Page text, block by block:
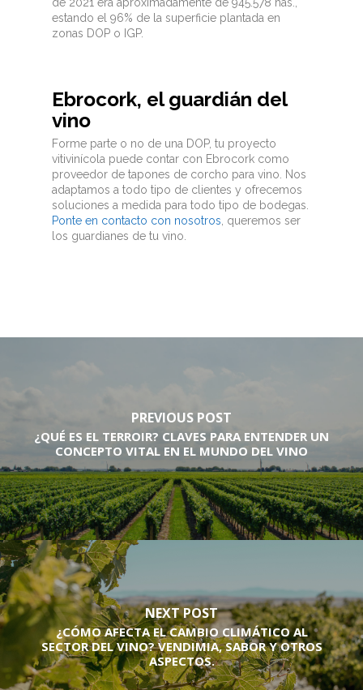
estando el 96% de la superficie plantada en
zonas DOP o IGP.
Ebrocork, el guardián del
vino
Forme parte o no de una DOP, tu proyecto
vitivinícola puede contar con Ebrocork como
proveedor de tapones de corcho para vino. Nos
adaptamos a todo tipo de clientes y ofrecemos
soluciones a medida para todo tipo de bodegas.
Ponte en contacto con nosotros, queremos ser
los guardianes de tu vino.
PREVIOUS POST
¿QUÉ ES EL TERROIR? CLAVES PARA ENTENDER UN
CONCEPTO VITAL EN EL MUNDO DEL VINO
NEXT POST
¿CÓMO AFECTA EL CAMBIO CLIMÁTICO AL
SECTOR DEL VINO? VENDIMIA, SABOR Y OTROS
ASPECTOS.